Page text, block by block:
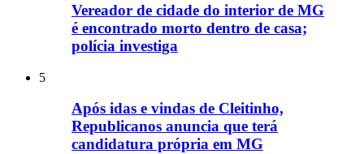
Vereador de cidade do interior de MG
é encontrado morto dentro de casa;
polícia investiga
5
Após idas e vindas de Cleitinho,
Republicanos anuncia que terá
candidatura própria em MG